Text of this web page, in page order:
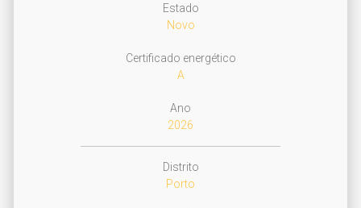
Estado
Novo
Certificado energético
A
Ano
2026
Distrito
Porto